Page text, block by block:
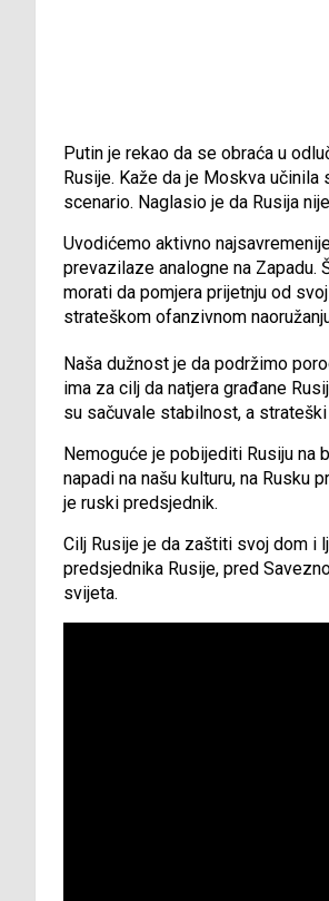
Putin je rekao da se obraća u
Rusije. Kaže da je Moskva
scenario. Naglasio je da Rusija
Uvodićemo aktivno
prevazilaze analogne na Zapadu.
morati da pomjera prijetnju od
strateškom ofanzivnom
Naša dužnost je da podržimo
ima za cilj da natjera građane
su sačuvale stabilnost, a
Nemoguće je pobijediti Rusiju na
napadi na našu kulturu, na
je ruski predsjednik.
Cilj Rusije je da zaštiti svoj dom i
predsjednika Rusije, pred
svijeta.